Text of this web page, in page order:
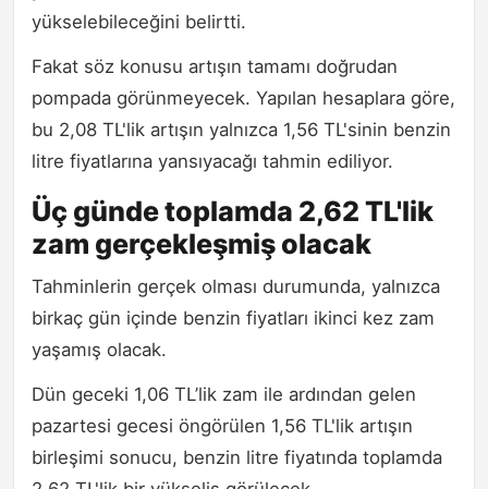
yükselebileceğini belirtti.
Fakat söz konusu artışın tamamı doğrudan
pompada görünmeyecek. Yapılan hesaplara göre,
bu 2,08 TL'lik artışın yalnızca 1,56 TL'sinin benzin
litre fiyatlarına yansıyacağı tahmin ediliyor.
Üç günde toplamda 2,62 TL'lik
zam gerçekleşmiş olacak
Tahminlerin gerçek olması durumunda, yalnızca
birkaç gün içinde benzin fiyatları ikinci kez zam
yaşamış olacak.
Dün geceki 1,06 TL’lik zam ile ardından gelen
pazartesi gecesi öngörülen 1,56 TL'lik artışın
birleşimi sonucu, benzin litre fiyatında toplamda